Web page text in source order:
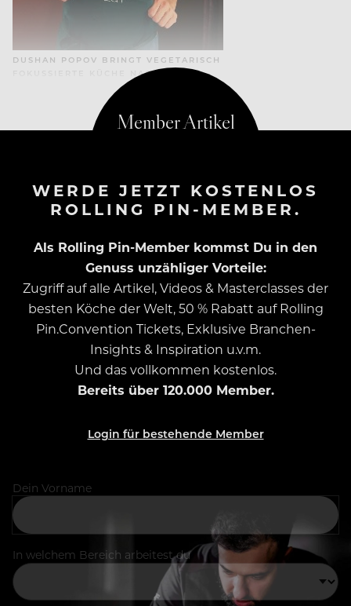
DUSHAN POPOV BRINGT VEGETARISCH
FOKUSSIERTE KÜCHE NACH LECH
WERDE JETZT KOSTENLOS
ROLLING PIN-MEMBER.
Als Rolling Pin-Member kommst Du in den
Genuss unzähliger Vorteile:
Zugriff auf alle Artikel, Videos & Masterclasses der
besten Köche der Welt, 50 % Rabatt auf Rolling
Pin.Convention Tickets, Exklusive Branchen-
Insights & Inspiration u.v.m.
Und das vollkommen kostenlos.
Bereits über 120.000 Member.
Login für bestehende Member
Dein Vorname
In welchem Bereich arbeitest du